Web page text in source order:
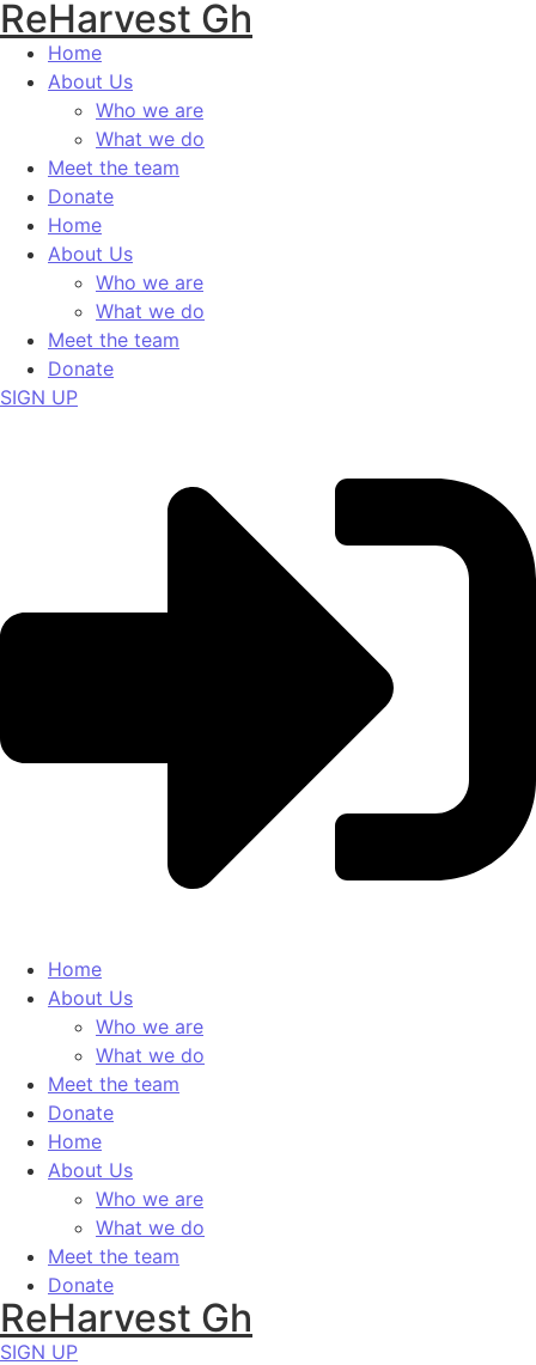
ReHarvest Gh
Home
About Us
Who we are
What we do
Meet the team
Donate
Home
About Us
Who we are
What we do
Meet the team
Donate
SIGN UP
Home
About Us
Who we are
What we do
Meet the team
Donate
Home
About Us
Who we are
What we do
Meet the team
Donate
ReHarvest Gh
SIGN UP